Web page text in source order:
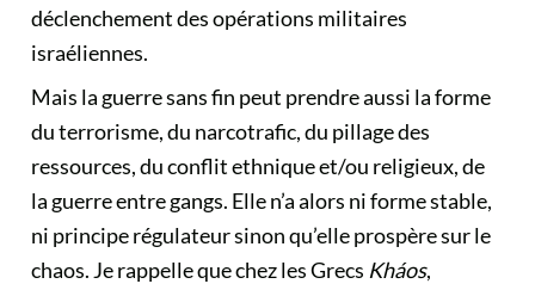
déclenchement des opérations militaires
israéliennes.
Mais la guerre sans fin peut prendre aussi la forme
du terrorisme, du narcotrafic, du pillage des
ressources, du conflit ethnique et/ou religieux, de
la guerre entre gangs. Elle n’a alors ni forme stable,
ni principe régulateur sinon qu’elle prospère sur le
chaos. Je rappelle que chez les Grecs Kháos,